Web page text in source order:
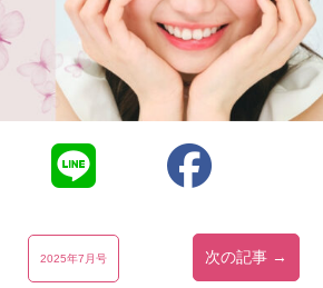
2025年7月号 次の記事 →